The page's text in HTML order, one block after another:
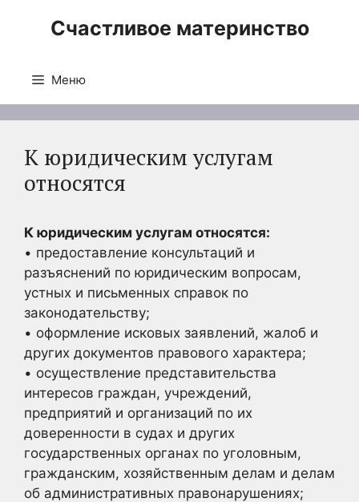
Счастливое материнство
Меню
К юридическим услугам
относятся
К юридическим услугам относятся:
• предоставление консультаций и
разъяснений по юридическим вопросам,
устных и письменных справок по
законодательству;
• оформление исковых заявлений, жалоб и
других документов правового характера;
• осуществление представительства
интересов граждан, учреждений,
предприятий и организаций по их
доверенности в судах и других
государственных органах по уголовным,
гражданским, хозяйственным делам и делам
об административных правонарушениях;